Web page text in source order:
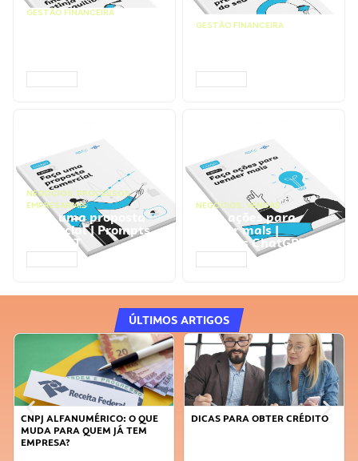
GESTÃO FINANCEIRA
GESTÃO FINANCEIRA
NEGÓCIOS, PROCESSOS
EMPRESARIAIS
Faça uma proposta
comercial | Prompts
ChatGPT
NEGÓCIOS, VENDAS
Faça ações para
vender mais |
Prompts ChatGPT
ÚLTIMOS ARTIGOS
DICAS PARA OBTER CRÉDITO
FAÇA A DIFERENÇA: SEJA